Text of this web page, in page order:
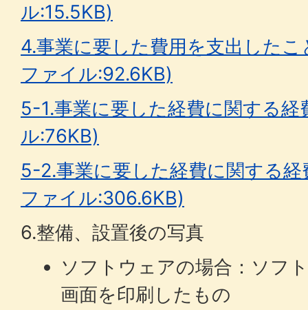
ル:15.5KB)
4.事業に要した費用を支出した
ファイル:92.6KB)
5-1.事業に要した経費に関する
ル:76KB)
5-2.事業に要した経費に関する
ファイル:306.6KB)
6.整備、設置後の写真
ソフトウェアの場合：ソフ
画面を印刷したもの